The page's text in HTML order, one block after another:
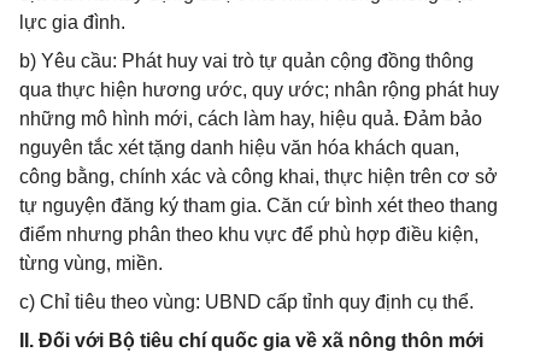
lực gia đình.
b) Yêu cầu: Phát huy vai trò tự quản cộng đồng thông
qua thực hiện hương ước, quy ước; nhân rộng phát huy
những mô hình mới, cách làm hay, hiệu quả. Đảm bảo
nguyên tắc xét tặng danh hiệu văn hóa khách quan,
công bằng, chính xác và công khai, thực hiện trên cơ sở
tự nguyện đăng ký tham gia. Căn cứ bình xét theo thang
điểm nhưng phân theo khu vực để phù hợp điều kiện,
từng vùng, miền.
c) Chỉ tiêu theo vùng: UBND cấp tỉnh quy định cụ thể.
II. Đối với Bộ tiêu chí quốc gia về xã nông thôn mới